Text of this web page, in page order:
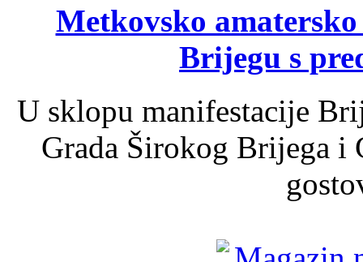
Metkovsko
Brijegu s
U sklopu manifestacije
Grada Širokog Brijega